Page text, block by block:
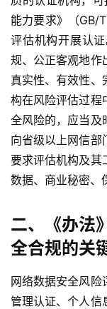
能力要求》（GB/
评估机构开展认
规、公正客观地作
真实性、有效性、
构在风险评估过程
全风险的，应当及
向省级以上网信部
要求评估机构及其
数据、商业秘密、
二、《办法
全合规的关
网络数据安全风
管理认证、个人信